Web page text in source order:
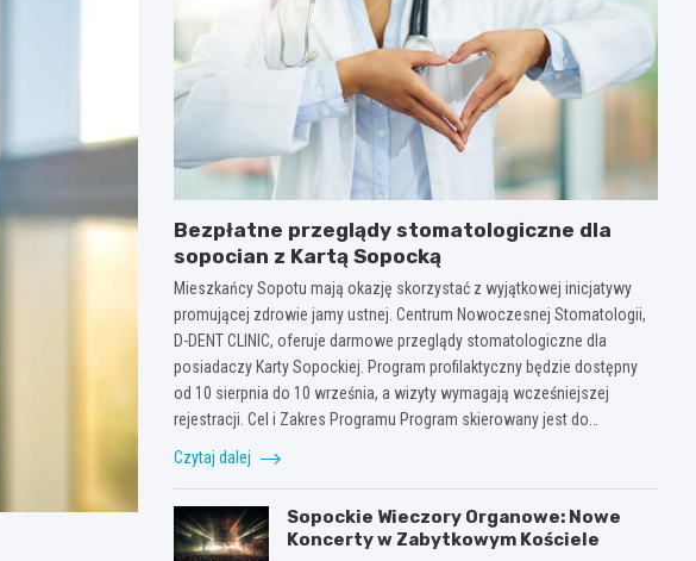
Bezpłatne przeglądy stomatologiczne dla
sopocian z Kartą Sopocką
Mieszkańcy Sopotu mają okazję skorzystać z wyjątkowej inicjatywy
promującej zdrowie jamy ustnej. Centrum Nowoczesnej Stomatologii,
D-DENT CLINIC, oferuje darmowe przeglądy stomatologiczne dla
posiadaczy Karty Sopockiej. Program profilaktyczny będzie dostępny
od 10 sierpnia do 10 września, a wizyty wymagają wcześniejszej
rejestracji. Cel i Zakres Programu Program skierowany jest do…
Czytaj dalej
Sopockie Wieczory Organowe: Nowe
Koncerty w Zabytkowym Kościele